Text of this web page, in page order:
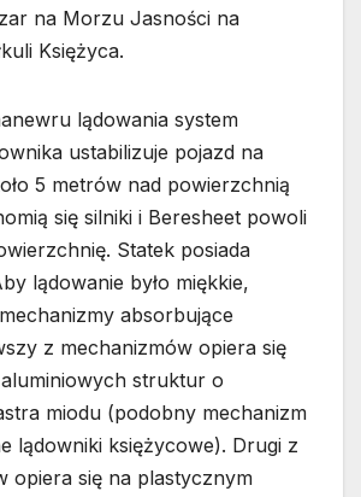
na Morzu Jasności na
Księżyca.
lądowania system
ustabilizuje pojazd na
5 metrów nad powierzchnią
się silniki i Beresheet powoli
Statek posiada
lądowanie było miękkie,
absorbujące
z mechanizmów opiera się
struktur o
miodu (podobny mechanizm
lądowniki księżycowe). Drugi z
opiera się na plastycznym